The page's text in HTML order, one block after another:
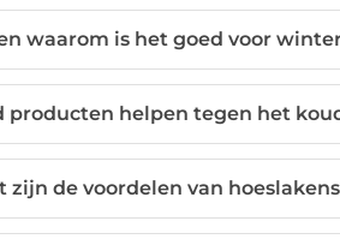
waarom is het goed voor
producten helpen tegen het
zijn de voordelen van